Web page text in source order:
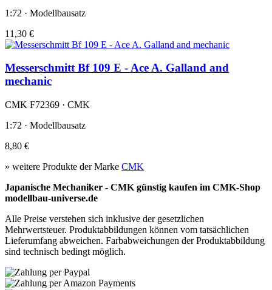
1:72 · Modellbausatz
11,30 €
Messerschmitt Bf 109 E - Ace A. Galland and
mechanic
CMK F72369 · CMK
1:72 · Modellbausatz
8,80 €
» weitere Produkte der Marke CMK
Japanische Mechaniker - CMK günstig kaufen im CMK-Shop
modellbau-universe.de
Alle Preise verstehen sich inklusive der gesetzlichen
Mehrwertsteuer. Produktabbildungen können vom tatsächlichen
Lieferumfang abweichen. Farbabweichungen der Produktabbildung
sind technisch bedingt möglich.